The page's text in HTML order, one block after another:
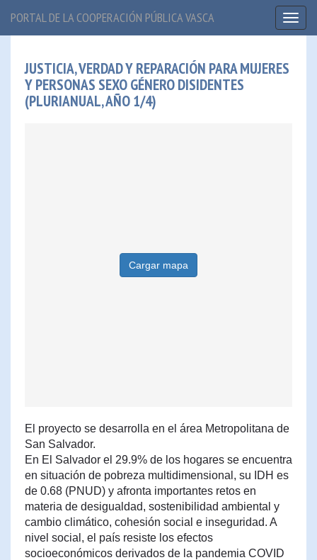
PORTAL DE LA COOPERACIÓN PÚBLICA VASCA
JUSTICIA, VERDAD Y REPARACIÓN PARA MUJERES
Y PERSONAS SEXO GÉNERO DISIDENTES
(PLURIANUAL, AÑO 1/4)
Cargar mapa
El proyecto se desarrolla en el área Metropolitana de
San Salvador.
En El Salvador el 29.9% de los hogares se encuentra
en situación de pobreza multidimensional, su IDH es
de 0.68 (PNUD) y afronta importantes retos en
materia de desigualdad, sostenibilidad ambiental y
cambio climático, cohesión social e inseguridad. A
nivel social, el país resiste los efectos
socioeconómicos derivados de la pandemia COVID